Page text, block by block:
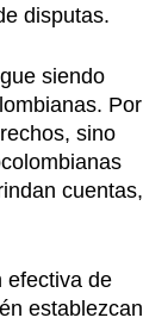
disputas.
siendo
Por
sino
cuentas,
efectiva de
establezcan